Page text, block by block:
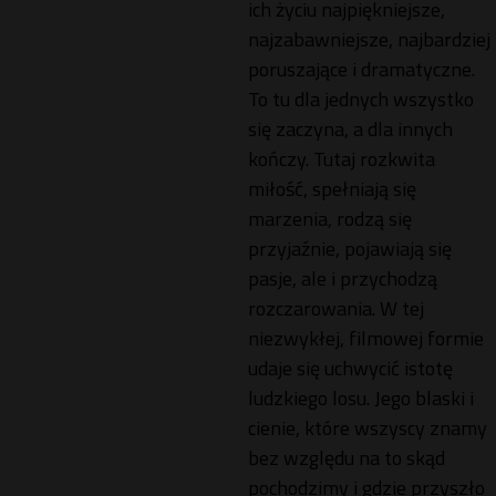
ich życiu najpiękniejsze,
najzabawniejsze, najbardziej
poruszające i dramatyczne.
To tu dla jednych wszystko
się zaczyna, a dla innych
kończy. Tutaj rozkwita
miłość, spełniają się
marzenia, rodzą się
przyjaźnie, pojawiają się
pasje, ale i przychodzą
rozczarowania. W tej
niezwykłej, filmowej formie
udaje się uchwycić istotę
ludzkiego losu. Jego blaski i
cienie, które wszyscy znamy
bez względu na to skąd
pochodzimy i gdzie przyszło